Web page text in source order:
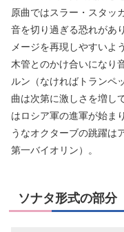
原曲ではスラー・スタッ
音を切り過ぎる恐れがあ
メージを再現しやすいよ
木管とのかけ合いになり
ルン（なければトランペ
曲は次第に激しさを増し
はロシア軍の進軍が始ま
うなオクターブの跳躍は
第一バイオリン）。
ソナタ形式の部分